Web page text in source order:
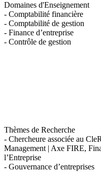
Domaines d'Enseignement
- Comptabilité financière
- Comptabilité de gestion
- Finance d’entreprise
- Contrôle de gestion
Thèmes de Recherche
- Chercheure associée au
Management | Axe FIRE,
l’Entreprise
- Gouvernance d’entreprises